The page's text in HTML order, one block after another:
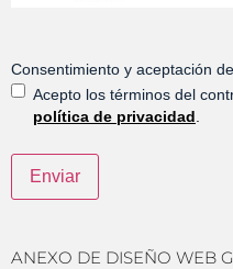
Consentimiento y aceptación
Acepto los términos del
política de privacidad
ANEXO DE DISEÑO WEB